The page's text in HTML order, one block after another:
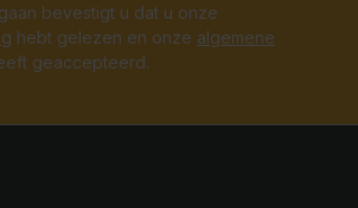
bevestigt u dat u onze
hebt gelezen en onze algemene
geaccepteerd.